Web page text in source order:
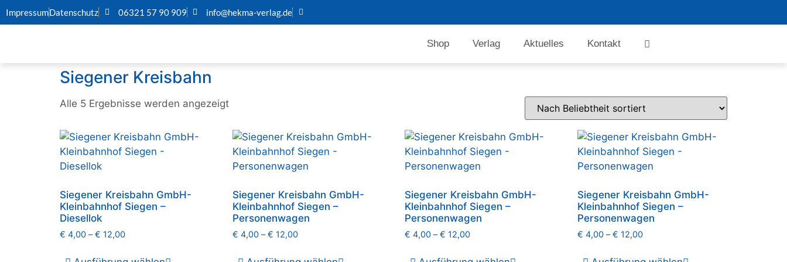
ImpressumDatenschutz 06321 57 90 909 info@hekma-verlag.de
Shop Verlag Aktuelles Kontakt
Siegener Kreisbahn
Alle 5 Ergebnisse werden angezeigt
Siegener Kreisbahn GmbH-
Kleinbahnhof Siegen –
Diesellok
€ 4,00 –€ 12,00
Siegener Kreisbahn GmbH-
Kleinbahnhof Siegen –
Personenwagen
€ 4,00–€ 12,00
Siegener Kreisbahn GmbH-
Kleinbahnhof Siegen –
Personenwagen
€ 4,00 –€ 12,00
Siegener Kreisbahn GmbH-
Kleinbahnhof Siegen –
Personenwagen
€ 4,00 –€ 12,00